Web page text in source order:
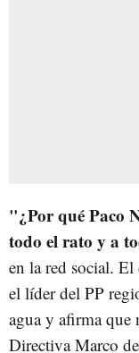
"¿Por qué Paco
todo el rato y a
en la red social.
el líder del PP
agua y afirma que
Directiva Marco